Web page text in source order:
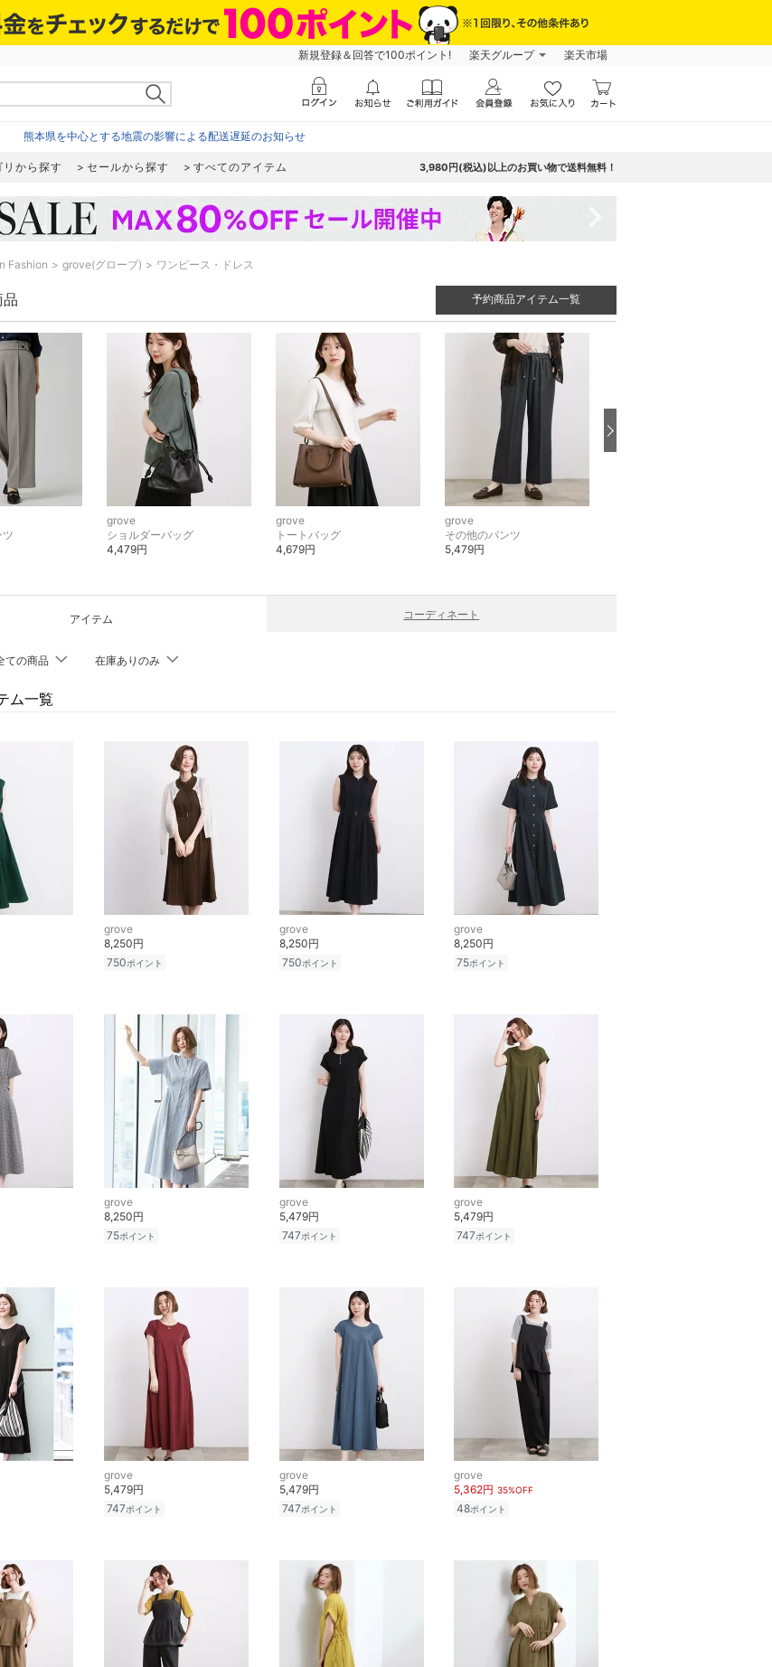
新規登録＆回答で100ポイント! 楽天グループ 楽天市場
熊本県を中心とする地震の影響による配送遅延のお知らせ
リから探す セールから探す すべてのアイテム 3,980円(税込)以上のお買い物で送料無料！
Fashion grove(グローブ) ワンピース・ドレス
予約商品アイテム一覧
grove
ショルダーバッグ
4,479円
grove
トートバッグ
4,679円
grove
その他のパンツ
5,479円
アイテム コーディネート
ての商品 在庫ありのみ
ム一覧
grove
8,250円
750ポイント
grove
8,250円
750ポイント
grove
8,250円
75ポイント
grove
8,250円
75ポイント
grove
5,479円
747ポイント
grove
5,479円
747ポイント
grove
5,479円
747ポイント
grove
5,479円
747ポイント
grove
5,362円 35%OFF
48ポイント